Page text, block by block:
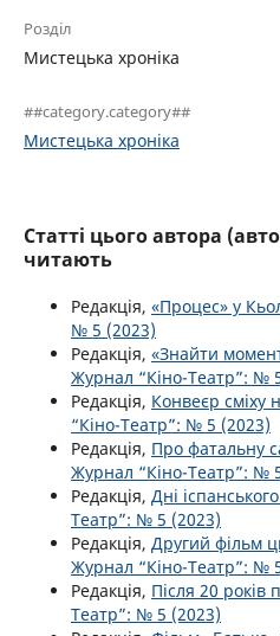
Розділ
Мистецька хроніка
##category.category##
Мистецька хроніка
Статті цього автора
читають
Редакція, «Процес» у
№ 5 (2023)
Редакція, «Знайти
Журнал “Кіно-Театр”: №
Редакція, Конвеєр сміху
“Кіно-Театр”: № 5 (2023)
Редакція, Про фатальну
Журнал “Кіно-Театр”: №
Редакція, Дні
Театр”: № 5 (2023)
Редакція, Другий фільм
Журнал “Кіно-Театр”: №
Редакція, Після 20 років
Театр”: № 5 (2023)